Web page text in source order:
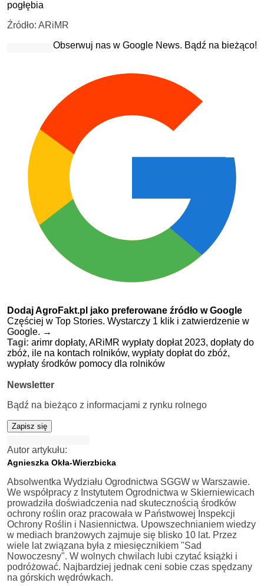
pogłębia
Źródło: ARiMR
Obserwuj nas w Google News. Bądź na bieżąco!
Dodaj AgroFakt.pl jako preferowane źródło w Google
Częściej w Top Stories. Wystarczy 1 klik i zatwierdzenie w
Google. →
Tagi: arimr dopłaty, ARiMR wypłaty dopłat 2023, dopłaty do
zbóż, ile na kontach rolników, wypłaty dopłat do zbóż,
wypłaty środków pomocy dla rolników
Newsletter
Bądź na bieżąco z informacjami z rynku rolnego
Zapisz się
Autor artykułu:
Agnieszka Okła-Wierzbicka
Absolwentka Wydziału Ogrodnictwa SGGW w Warszawie.
We współpracy z Instytutem Ogrodnictwa w Skierniewicach
prowadziła doświadczenia nad skutecznością środków
ochrony roślin oraz pracowała w Państwowej Inspekcji
Ochrony Roślin i Nasiennictwa. Upowszechnianiem wiedzy
w mediach branżowych zajmuje się blisko 10 lat. Przez
wiele lat związana była z miesięcznikiem "Sad
Nowoczesny". W wolnych chwilach lubi czytać książki i
podróżować. Najbardziej jednak ceni sobie czas spędzany
na górskich wędrówkach.